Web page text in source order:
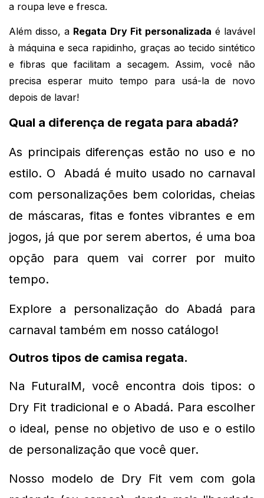
a roupa leve e fresca.
Além disso, a Regata Dry Fit personalizada é lavável
à máquina e seca rapidinho, graças ao tecido sintético
e fibras que facilitam a secagem. Assim, você não
precisa esperar muito tempo para usá-la de novo
depois de lavar!
Qual a diferença de regata para abadá?
As principais diferenças estão no uso e no
estilo. O  Abadá é muito usado no carnaval
com personalizações bem coloridas, cheias
de máscaras, fitas e fontes vibrantes e em
jogos, já que por serem abertos, é uma boa
opção para quem vai correr por muito
tempo.
Explore a personalização do Abadá para
carnaval também em nosso catálogo!
Outros tipos de camisa regata.
Na FuturaIM, você encontra dois tipos: o
Dry Fit tradicional e o Abadá. Para escolher
o ideal, pense no objetivo de uso e o estilo
de personalização que você quer.
Nosso modelo de Dry Fit vem com gola